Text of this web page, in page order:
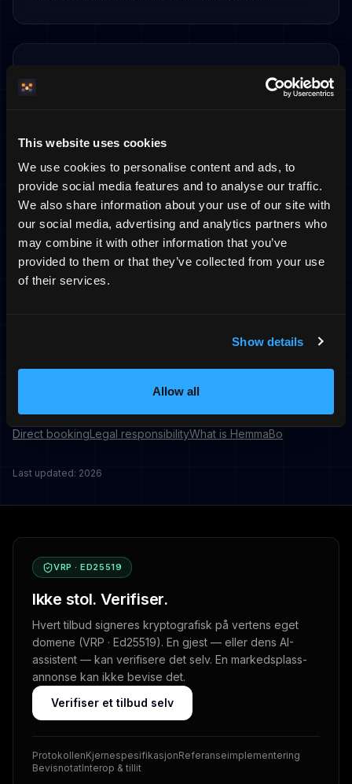
This website uses cookies
We use cookies to personalise content and ads, to
provide social media features and to analyse our traffic.
We also share information about your use of our site with
our social media, advertising and analytics partners who
may combine it with other information that you’ve
provided to them or that they’ve collected from your use
of their services.
Show details
Allow all
Kva HemmaBo gjer — og ikkje gjer
Stripe Connect-integrasjon for direkte betalingar
Bookingside på ditt eige domene
Bokningswebbplats for betalingsflyten
Kva HemmaBo ikkje gjer:
—Tek ingen provisjon på bookingar
—Er ikkje part i avtala mellom deg og gjesten
Direct bookingLegal responsibilityWhat is HemmaBo
Last updated: 2026
VRP · ED25519
Ikke stol. Verifiser.
Hvert tilbud signeres kryptografisk på vertens eget
domene (VRP · Ed25519). En gjest — eller dens AI-
assistent — kan verifisere det selv. En markedsplass-
annonse kan ikke bevise det.
Verifiser et tilbud selv
ProtokollenKjernespesifikasjonReferanseimplementering
BevisnotatInterop & tillit